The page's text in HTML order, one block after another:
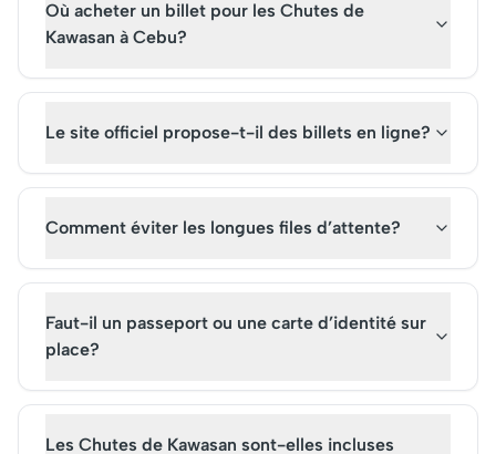
spirituelle.
dès maintenant pour
Où acheter un billet pour les Chutes de
Kawasan à Cebu?
Le site officiel propose-t-il des billets en ligne?
Comment éviter les longues files d’attente?
Faut-il un passeport ou une carte d’identité sur
place?
Les Chutes de Kawasan sont-elles incluses